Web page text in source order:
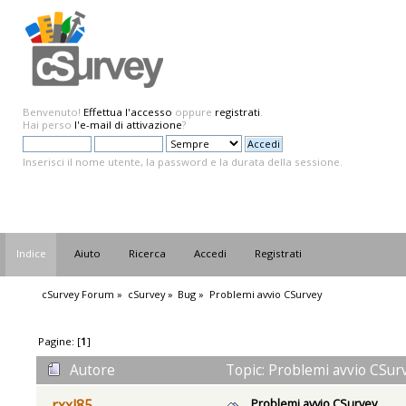
Benvenuto! Effettua l'accesso oppure registrati.
Hai perso l'e-mail di attivazione?
Inserisci il nome utente, la password e la durata della sessione.
Indice Aiuto Ricerca Accedi Registrati
cSurvey Forum » cSurvey» Bug » Problemi avvio CSurvey
Pagine: [1]
Autore
Topic: Problemi avvio